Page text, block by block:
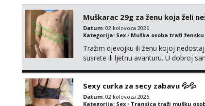
Muškarac 29g za ženu koja želi
Datum: 02.kolovoza 2026.
Kategorija: Sex Muška osoba traži žensku
Tražim djevojku ili ženu kojoj
susrete ili ljetnu avanturu. U dobroj
Sexy curka za secy zabavu 💦💦
Datum: 02.kolovoza 2026.
Kategorija: Sex Transica traži mušku